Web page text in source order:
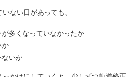
ない日があっても、
多くなっていなかったか
か
ないか